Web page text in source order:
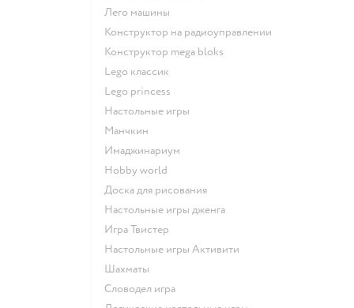
Лего машины
Конструктор на радиоуправлении
Конструктор mega bloks
Lego классик
Lego princess
Настольные игры
Манчкин
Имаджинариум
Hobby world
Доска для рисования
Настольные игры дженга
Игра Твистер
Настольные игры Активити
Шахматы
Словодел игра